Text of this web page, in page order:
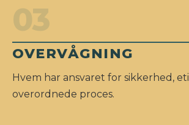
03
OVERVÅGNING
Hvem har ansvaret for sikkerhed,
overordnede proces.